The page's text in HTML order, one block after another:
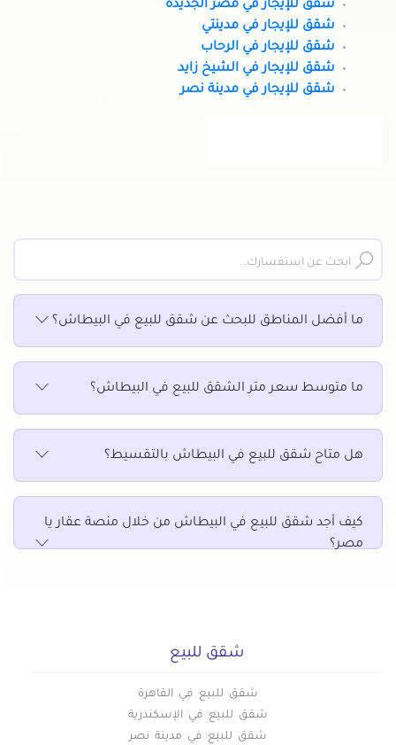
شقق للإيجار في مصر الجديدة
شقق للإيجار في مدينتي
شقق للإيجار في الرحاب
شقق للإيجار في الشيخ زايد
شقق للإيجار في مدينة نصر
ما أفضل المناطق للبحث عن شقق للبيع في البيطاش؟
ما متوسط سعر متر الشقق للبيع في البيطاش؟
هل متاح شقق للبيع في البيطاش بالتقسيط؟
كيف أجد شقق للبيع في البيطاش من خلال منصة عقار يا
مصر؟
شقق للبيع
شقق للبيع في القاهرة
شقق للبيع في الإسكندرية
شقق للبيع في مدينة نصر